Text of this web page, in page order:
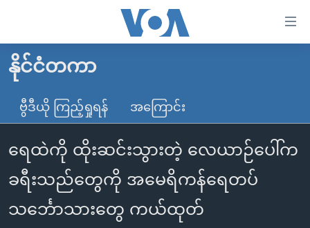
လွယ်ကူ
စေ
သည့်
များ
ပင်မ
အကြောင်းအရာ
မူလစာမျက်နှာ
မြန်မာ
ကမ္ဘာ့သတင်းများ
နိုင်ငံတကာ
အမေရိကန်
တရုတ်
အစ္စရေး-ပါလက်စတိုင်း
ဗွီဒီယို
သတင်းလွတ်လပ်ခွင့်
ရပ်ဝန်းတခု လမ်းတခု အလွန်
အင်္ဂလိပ်စာလေ့လာမယ်
နိုင်ငံတကာ
ဗွီဒီယို ကြည့်ရှုရန် အကြောင်း
ရေထဲကို ထိုးဆင်းသွားတဲ့ လေယာဉ်ပေါ်က
ခရီးသည်တွေကို အမေရိကန်ရေတပ်
သင်္ဘောသားတွေ ကယ်ထုတ်